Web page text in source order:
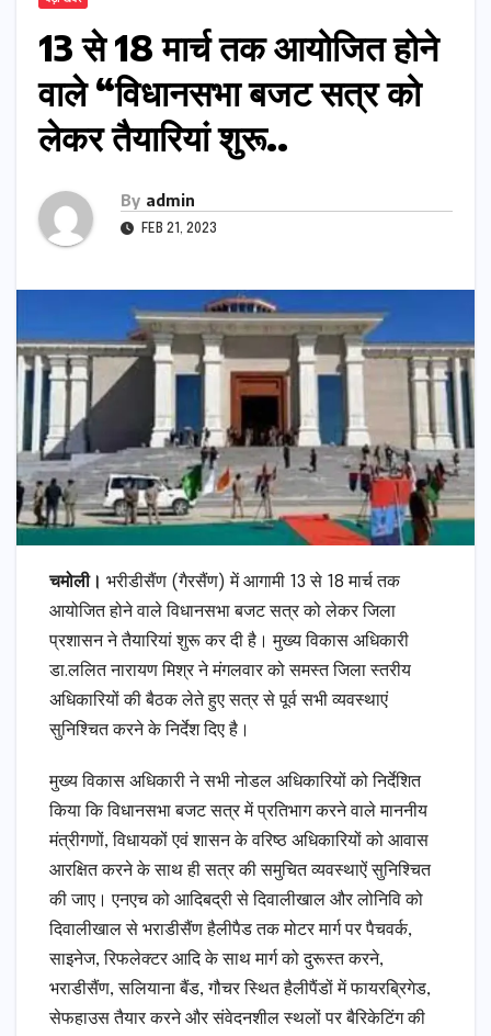
13 से 18 मार्च तक आयोजित होने
वाले “विधानसभा बजट सत्र को
लेकर तैयारियां शुरू..
By admin
FEB 21, 2023
चमोली। भरीडीसैंण (गैरसैंण) में आगामी 13 से 18 मार्च तक
आयोजित होने वाले विधानसभा बजट सत्र को लेकर जिला
प्रशासन ने तैयारियां शुरू कर दी है। मुख्य विकास अधिकारी
डा.ललित नारायण मिश्र ने मंगलवार को समस्त जिला स्तरीय
अधिकारियों की बैठक लेते हुए सत्र से पूर्व सभी व्यवस्थाएं
सुनिश्चित करने के निर्देश दिए है।
मुख्य विकास अधिकारी ने सभी नोडल अधिकारियों को निर्देशित
किया कि विधानसभा बजट सत्र में प्रतिभाग करने वाले माननीय
मंत्रीगणों, विधायकों एवं शासन के वरिष्ठ अधिकारियों को आवास
आरक्षित करने के साथ ही सत्र की समुचित व्यवस्थाऐं सुनिश्चित
की जाए। एनएच को आदिबद्री से दिवालीखाल और लोनिवि को
दिवालीखाल से भराडीसैंण हैलीपैड तक मोटर मार्ग पर पैचवर्क,
साइनेज, रिफलेक्टर आदि के साथ मार्ग को दुरूस्त करने,
भराडीसैंण, सलियाना बैंड, गौचर स्थित हैलीपैंडों में फायरब्रिगेड,
सेफहाउस तैयार करने और संवेदनशील स्थलों पर बैरिकेटिंग की